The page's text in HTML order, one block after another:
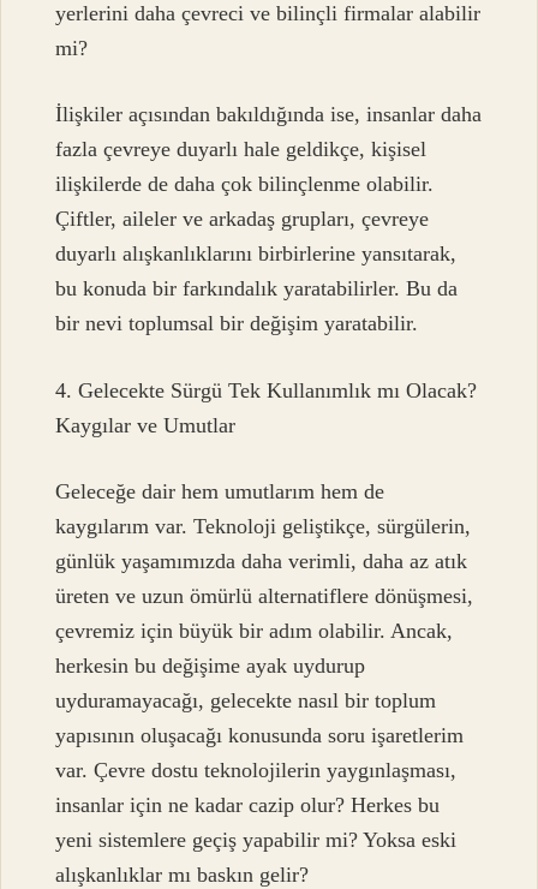
yerlerini daha çevreci ve bilinçli firmalar alabilir
mi?
İlişkiler açısından bakıldığında ise, insanlar daha
fazla çevreye duyarlı hale geldikçe, kişisel
ilişkilerde de daha çok bilinçlenme olabilir.
Çiftler, aileler ve arkadaş grupları, çevreye
duyarlı alışkanlıklarını birbirlerine yansıtarak,
bu konuda bir farkındalık yaratabilirler. Bu da
bir nevi toplumsal bir değişim yaratabilir.
4. Gelecekte Sürgü Tek Kullanımlık mı Olacak?
Kaygılar ve Umutlar
Geleceğe dair hem umutlarım hem de
kaygılarım var. Teknoloji geliştikçe, sürgülerin,
günlük yaşamımızda daha verimli, daha az atık
üreten ve uzun ömürlü alternatiflere dönüşmesi,
çevremiz için büyük bir adım olabilir. Ancak,
herkesin bu değişime ayak uydurup
uyduramayacağı, gelecekte nasıl bir toplum
yapısının oluşacağı konusunda soru işaretlerim
var. Çevre dostu teknolojilerin yaygınlaşması,
insanlar için ne kadar cazip olur? Herkes bu
yeni sistemlere geçiş yapabilir mi? Yoksa eski
alışkanlıklar mı baskın gelir?